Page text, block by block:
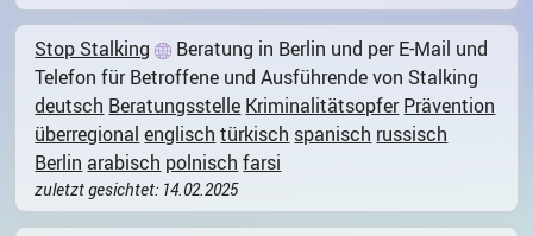
Stop Stalking
Beratung in Berlin und per E-Mail und
Telefon für Betroffene und Ausführende von Stalking
deutsch Beratungsstelle Kriminalitätsopfer Prävention
überregional englisch türkisch spanisch russisch
Berlin arabisch polnisch farsi
zuletzt gesichtet: 14.02.2025